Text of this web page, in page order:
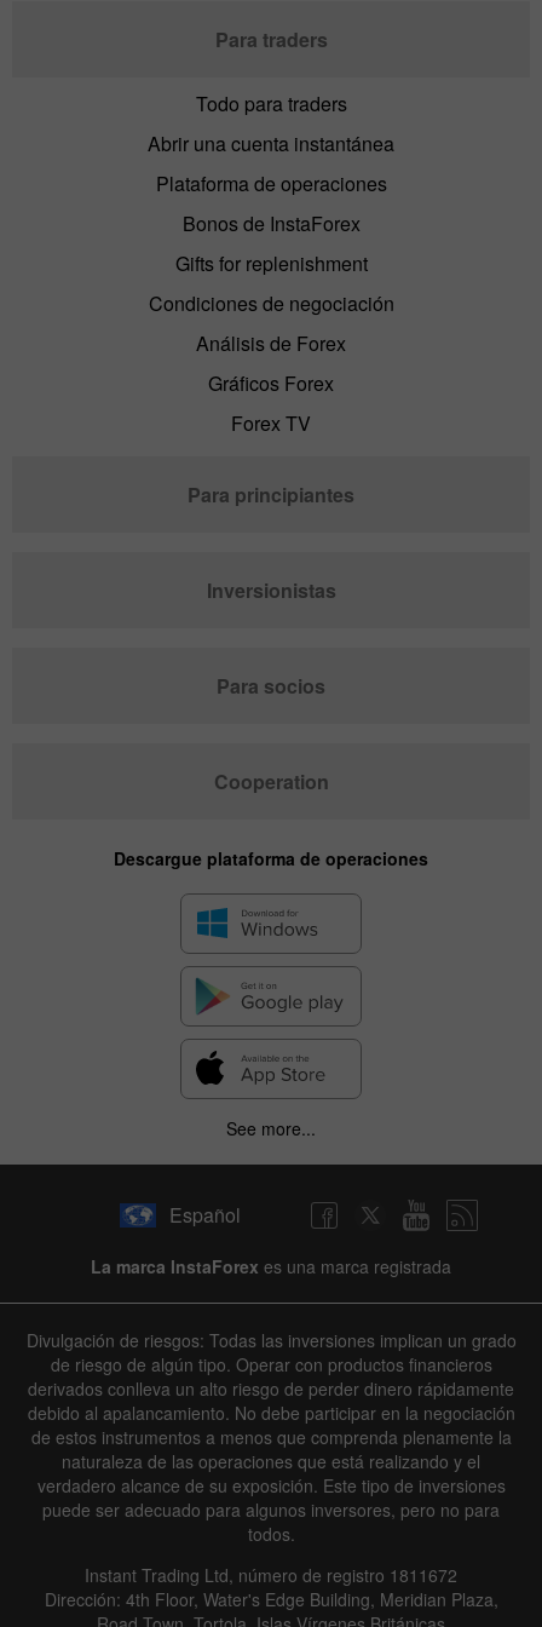
Para traders
Todo para traders
Abrir una cuenta instantánea
Plataforma de operaciones
Bonos de InstaForex
Gifts for replenishment
Condiciones de negociación
Análisis de Forex
Gráficos Forex
Forex TV
Para principiantes
Inversionistas
Para socios
Cooperation
Descargue plataforma de operaciones
See more...
Español
La marca InstaForex es una marca registrada
Divulgación de riesgos: Todas las inversiones implican un grado
de riesgo de algún tipo. Operar con productos financieros
derivados conlleva un alto riesgo de perder dinero rápidamente
debido al apalancamiento. No debe participar en la negociación
de estos instrumentos a menos que comprenda plenamente la
naturaleza de las operaciones que está realizando y el
verdadero alcance de su exposición. Este tipo de inversiones
puede ser adecuado para algunos inversores, pero no para
todos.
Instant Trading Ltd, número de registro 1811672
Dirección: 4th Floor, Water's Edge Building, Meridian Plaza,